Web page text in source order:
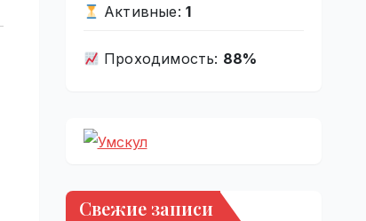
Активные: 1
Проходимость: 88%
Свежие записи